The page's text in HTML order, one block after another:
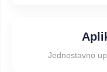
Jednostavno